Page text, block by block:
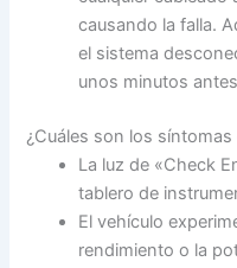
causando la falla.
el sistema
unos minutos
¿Cuáles son los
La luz de «Check
tablero de
El vehículo
rendimiento o la